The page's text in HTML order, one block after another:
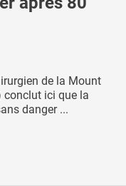
de la Mount
conclut ici que la
danger ...